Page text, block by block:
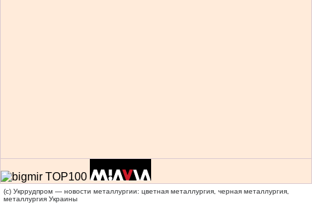
(c) Укррудпром — новости металлургии: цветная металлургия, черная металлургия,
металлургия Украины